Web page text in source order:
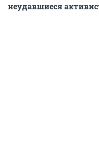
неудавшиеся